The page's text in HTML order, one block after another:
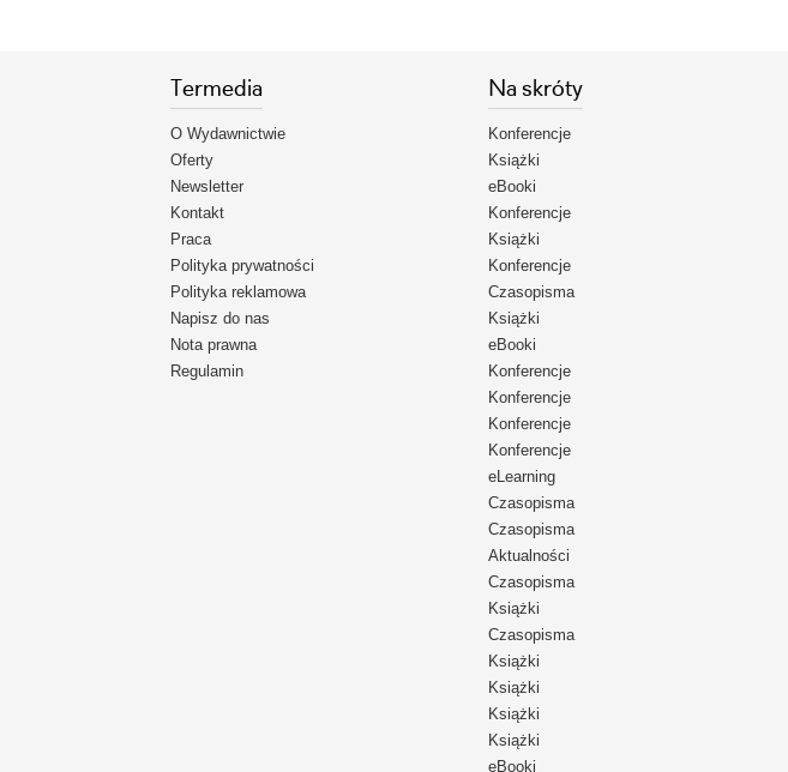
Termedia
O Wydawnictwie
Oferty
Newsletter
Kontakt
Praca
Polityka prywatności
Polityka reklamowa
Napisz do nas
Nota prawna
Regulamin
Na skróty
Konferencje
Książki
eBooki
Konferencje
Książki
Konferencje
Czasopisma
Książki
eBooki
Konferencje
Konferencje
Konferencje
Konferencje
eLearning
Czasopisma
Czasopisma
Aktualności
Czasopisma
Książki
Czasopisma
Książki
Książki
Książki
Książki
eBooki